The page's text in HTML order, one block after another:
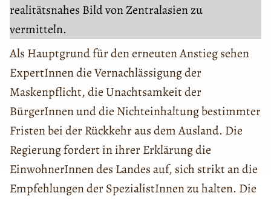
realitätsnahes Bild von Zentralasien zu
vermitteln.
Als Hauptgrund für den erneuten Anstieg sehen
ExpertInnen die Vernachlässigung der
Maskenpflicht, die Unachtsamkeit der
BürgerInnen und die Nichteinhaltung bestimmter
Fristen bei der Rückkehr aus dem Ausland. Die
Regierung fordert in ihrer Erklärung die
EinwohnerInnen des Landes auf, sich strikt an die
Empfehlungen der SpezialistInnen zu halten. Die